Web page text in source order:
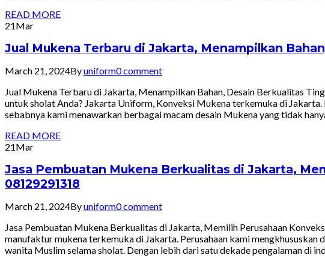
READ MORE
21Mar
Jual Mukena Terbaru di Jakarta, Menampilkan
March 21, 2024Byuniform0 comment
Jual Mukena Terbaru di Jakarta, Menampilkan Bahan, Desain Berkualitas
untuk sholat Anda? Jakarta Uniform, Konveksi Mukena terkemuka di
sebabnya kami menawarkan berbagai macam desain Mukena yang tidak
READ MORE
21Mar
Jasa Pembuatan Mukena Berkualitas di Jakarta,
08129291318
March 21, 2024Byuniform0 comment
Jasa Pembuatan Mukena Berkualitas di Jakarta, Memilih Perusahaan
manufaktur mukena terkemuka di Jakarta. Perusahaan kami
wanita Muslim selama sholat. Dengan lebih dari satu dekade pengalaman di